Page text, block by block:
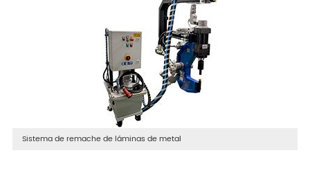
Sistema de remache de láminas de metal